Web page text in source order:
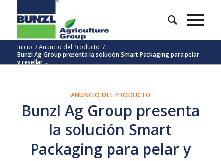
Inicio / Anuncio del Producto /
Bunzl Ag Group presenta la solución Smart Packaging para pelar
y resellar ...
ANUNCIO DEL PRODUCTO
Bunzl Ag Group presenta
la solución Smart
Packaging para pelar y